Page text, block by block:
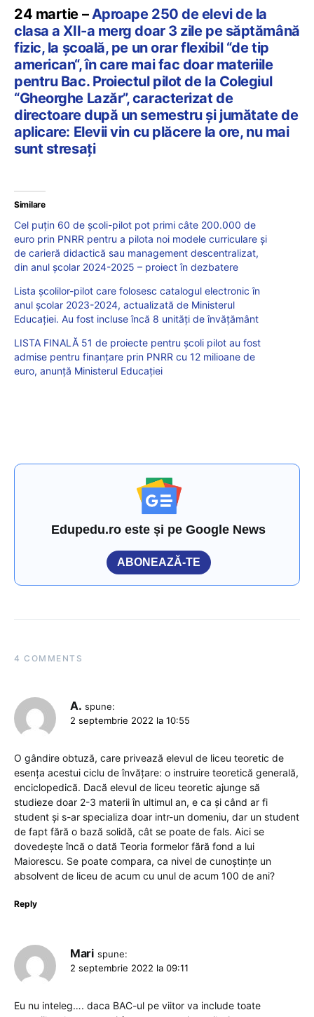
24 martie – Aproape 250 de elevi de la
clasa a XII-a merg doar 3 zile pe săptămână
fizic, la școală, pe un orar flexibil “de tip
american“, în care mai fac doar materiile
pentru Bac. Proiectul pilot de la Colegiul
“Gheorghe Lazăr”, caracterizat de
directoare după un semestru și jumătate de
aplicare: Elevii vin cu plăcere la ore, nu mai
sunt stresați
Similare
Cel puțin 60 de școli-pilot pot primi câte 200.000 de
euro prin PNRR pentru a pilota noi modele curriculare și
de carieră didactică sau management descentralizat,
din anul școlar 2024-2025 – proiect în dezbatere
Lista școlilor-pilot care folosesc catalogul electronic în
anul școlar 2023-2024, actualizată de Ministerul
Educației. Au fost incluse încă 8 unități de învățământ
LISTA FINALĂ 51 de proiecte pentru școli pilot au fost
admise pentru finanțare prin PNRR cu 12 milioane de
euro, anunță Ministerul Educației
Edupedu.ro este și pe Google News
ABONEAZĂ-TE
4 COMMENTS
A. spune:
2 septembrie 2022 la 10:55
O gândire obtuză, care privează elevul de liceu teoretic de
esența acestui ciclu de învățare: o instruire teoretică generală,
enciclopedică. Dacă elevul de liceu teoretic ajunge să
studieze doar 2-3 materii în ultimul an, e ca și când ar fi
student și s-ar specializa doar intr-un domeniu, dar un student
de fapt fără o bază solidă, cât se poate de fals. Aici se
dovedește încă o dată Teoria formelor fără fond a lui
Maiorescu. Se poate compara, ca nivel de cunoștințe un
absolvent de liceu de acum cu unul de acum 100 de ani?
Reply
Mari spune:
2 septembrie 2022 la 09:11
Eu nu inteleg…. daca BAC-ul pe viitor va include toate